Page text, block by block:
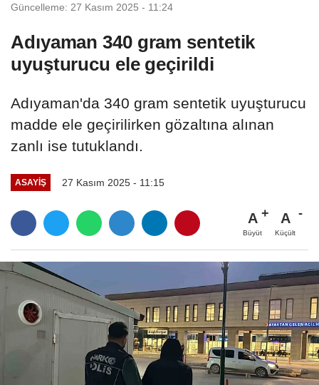
Güncelleme: 27 Kasım 2025 - 11:24
Adıyaman 340 gram sentetik
uyuşturucu ele geçirildi
Adıyaman'da 340 gram sentetik uyuşturucu
madde ele geçirilirken gözaltına alınan
zanlı ise tutuklandı.
ASAYIŞ 27 Kasım 2025 - 11:15
A
Büyüt
A
Küçült